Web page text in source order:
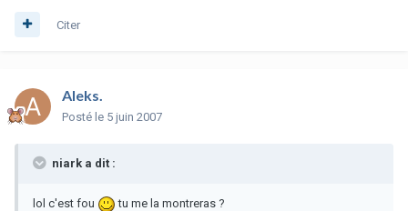
Citer
Aleks.
Posté le 5 juin 2007
niark a dit :
lol c'est fou tu me la montreras ?